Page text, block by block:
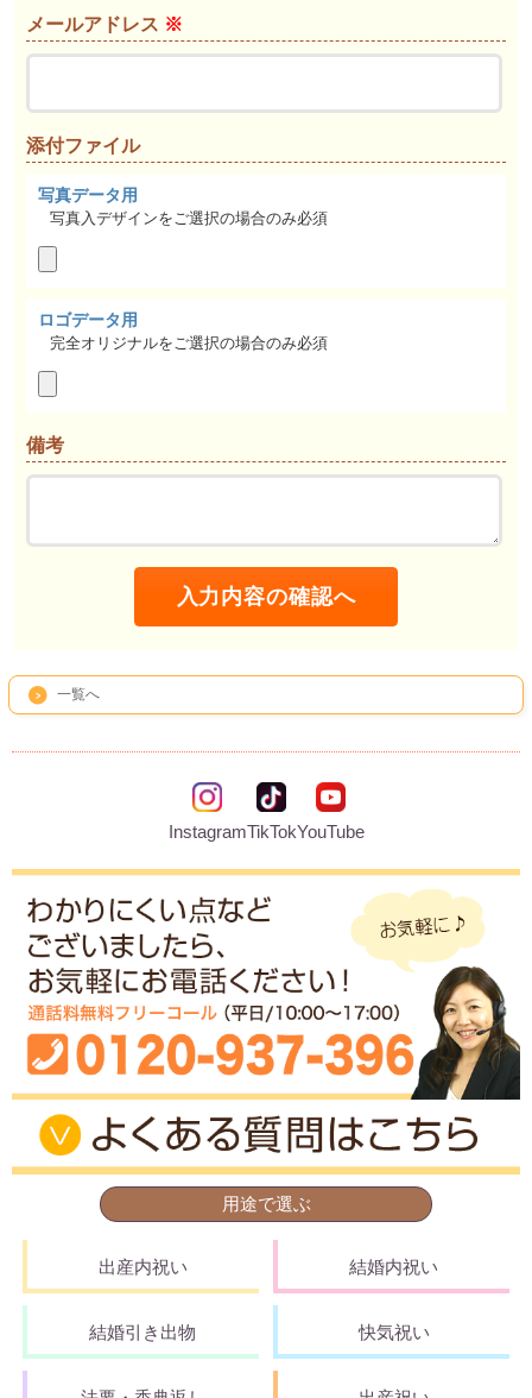
メールアドレス ※
添付ファイル
写真データ用
写真入デザインをご選択の場合のみ必須
ロゴデータ用
完全オリジナルをご選択の場合のみ必須
備考
一覧へ
InstagramTikTokYouTube
用途で選ぶ
出産内祝い 結婚内祝い
結婚引き出物 快気祝い